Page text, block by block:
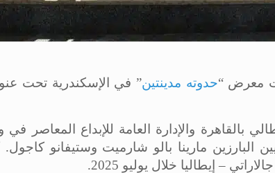
معرض “حدوته مدينتين” في الإسكندرية تحت
بالقاهرة والإدارة العامة للإبداع المعاصر في
البارزين مارينا بالو شارميت وستيفانو